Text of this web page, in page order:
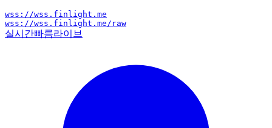
wss://wss.finlight.me
wss://wss.finlight.me/raw
실시간빠름라이브